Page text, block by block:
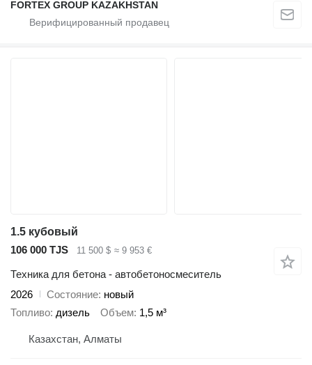
FORTEX GROUP KAZAKHSTAN
1.5 кубовый
106 000 TJS
11 500 $ ≈ 9 953 €
Техника для бетона - автобетоносмеситель
2026
Состояние новый
Топливо дизель Объем 1,5 м³
Казахстан, Алматы